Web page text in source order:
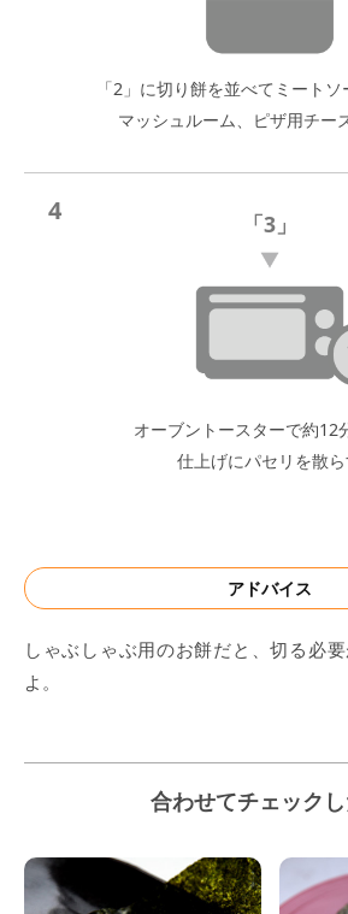
「2」に切り餅を並べてミートソ
マッシュルーム、ピザ用チー
4 「3」
オーブントースターで約12
仕上げにパセリを散
アドバイス
しゃぶしゃぶ用のお餅だと、切る必
よ。
合わせてチェック